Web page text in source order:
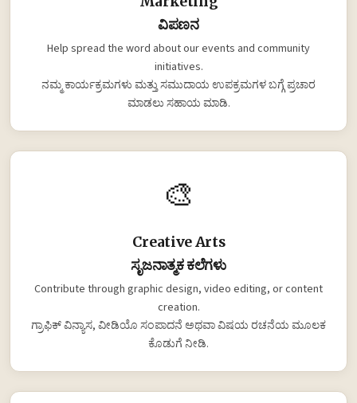
ವಿಪಣನ
Help spread the word about our events and community
initiatives.
ನಮ್ಮ ಕಾರ್ಯಕ್ರಮಗಳು ಮತ್ತು ಸಮುದಾಯ ಉಪಕ್ರಮಗಳ ಬಗ್ಗೆ ಪ್ರಚಾರ
ಮಾಡಲು ಸಹಾಯ ಮಾಡಿ.
🎨
Creative Arts
ಸೃಜನಾತ್ಮಕ ಕಲೆಗಳು
Contribute through graphic design, video editing, or content
creation.
ಗ್ರಾಫಿಕ್ ವಿನ್ಯಾಸ, ವೀಡಿಯೊ ಸಂಪಾದನೆ ಅಥವಾ ವಿಷಯ ರಚನೆಯ ಮೂಲಕ
ಕೊಡುಗೆ ನೀಡಿ.